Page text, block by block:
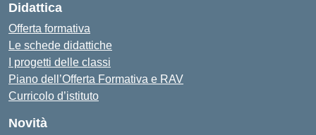
Didattica
Offerta formativa
Le schede didattiche
I progetti delle classi
Piano dell’Offerta Formativa e RAV
Curricolo d’istituto
Novità